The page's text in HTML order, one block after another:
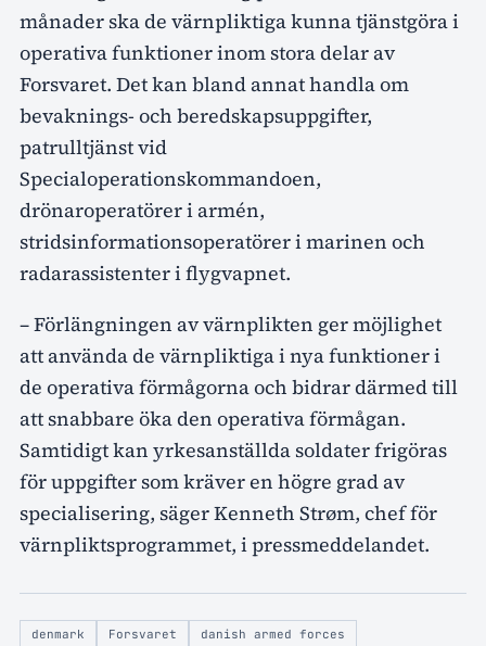
månader ska de värnpliktiga kunna tjänstgöra i
operativa funktioner inom stora delar av
Forsvaret. Det kan bland annat handla om
bevaknings- och beredskapsuppgifter,
patrulltjänst vid
Specialoperationskommandoen,
drönaroperatörer i armén,
stridsinformationsoperatörer i marinen och
radarassistenter i flygvapnet.
– Förlängningen av värnplikten ger möjlighet
att använda de värnpliktiga i nya funktioner i
de operativa förmågorna och bidrar därmed till
att snabbare öka den operativa förmågan.
Samtidigt kan yrkesanställda soldater frigöras
för uppgifter som kräver en högre grad av
specialisering, säger Kenneth Strøm, chef för
värnpliktsprogrammet, i pressmeddelandet.
denmark Forsvaret
danish armed forces